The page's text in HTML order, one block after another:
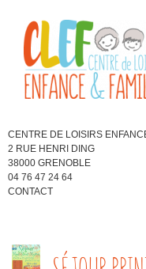
CENTRE DE LOISIRS
2 RUE HENRI DING
38000 GRENOBLE
04 76 47 24 64
CONTACT